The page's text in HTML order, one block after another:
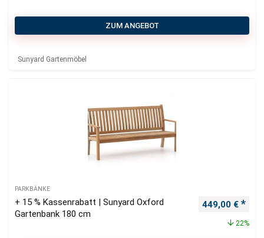
ZUM ANGEBOT
Sunyard Gartenmöbel
PARKBÄNKE
+ 15 % Kassenrabatt | Sunyard Oxford
Gartenbank 180 cm
449,00 €
22%